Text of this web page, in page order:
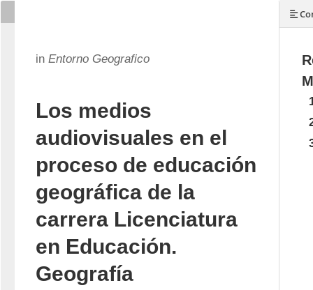
in Entorno Geografico
Los medios
audiovisuales en el
proceso de educación
geográfica de la
carrera Licenciatura
en Educación.
Geografía